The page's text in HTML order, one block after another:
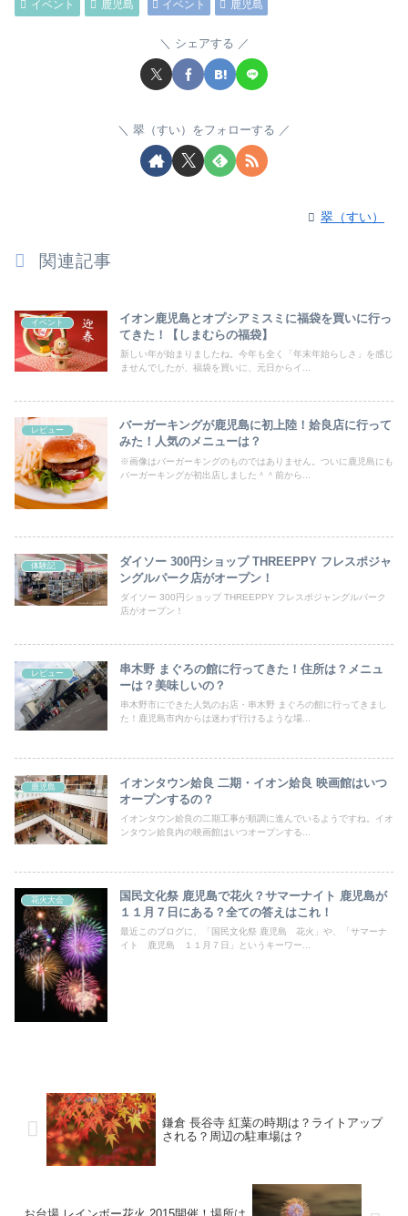
イベント 鹿児島 イベント 鹿児島
シェアする
翠（すい）をフォローする
翠（すい）
関連記事
イベント
イオン鹿児島とオプシアミスミに福袋を買いに行っ
てきた！【しまむらの福袋】
新しい年が始まりましたね。今年も全く「年末年始らしさ」を感じ
ませんでしたが、福袋を買いに、元日からイ...
レビュー
バーガーキングが鹿児島に初上陸！姶良店に行って
みた！人気のメニューは？
※画像はバーガーキングのものではありません。ついに鹿児島にも
バーガーキングが初出店しました＾＾前から...
体験記
ダイソー 300円ショップ THREEPPY フレスポジャ
ングルパーク店がオープン！
ダイソー 300円ショップ THREEPPY フレスポジャングルパーク
店がオープン！
レビュー
串木野 まぐろの館に行ってきた！住所は？メニュ
ーは？美味しいの？
串木野市にできた人気のお店・串木野 まぐろの館に行ってきまし
た！鹿児島市内からは迷わず行けるような場...
鹿児島
イオンタウン姶良 二期・イオン姶良 映画館はいつ
オープンするの？
イオンタウン姶良の二期工事が順調に進んでいるようですね。イオ
ンタウン姶良内の映画館はいつオープンする...
花火大会
国民文化祭 鹿児島で花火？サマーナイト 鹿児島が
１１月７日にある？全ての答えはこれ！
最近このブログに、「国民文化祭 鹿児島 花火」や、「サマーナ
イト 鹿児島 １１月７日」というキーワー...
鎌倉 長谷寺 紅葉の時期は？ライトアップ
される？周辺の駐車場は？